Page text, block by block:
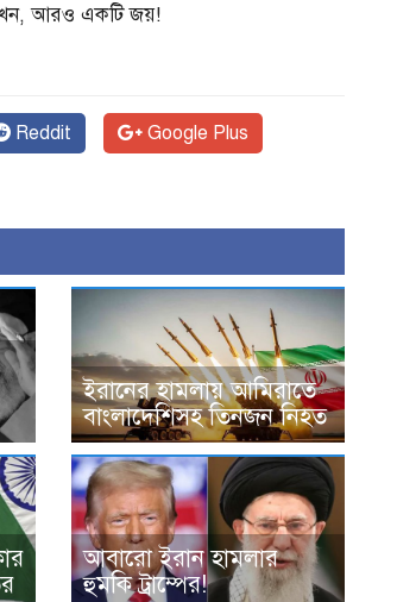
আরও একটি জয়!
Reddit Google Plus
ইরানের হামলায় আমিরাতে
বাংলাদেশিসহ তিনজন নিহত
আবারো ইরান হামলার
হুমকি ট্রাম্পের!